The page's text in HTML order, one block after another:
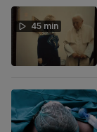
45 min